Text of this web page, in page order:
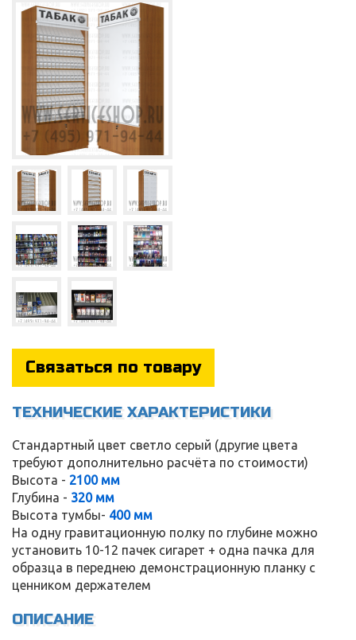
Service
Связаться по товару
ТЕХНИЧЕСКИЕ ХАРАКТЕРИСТИКИ
Стандартный цвет светло серый (другие цвета
требуют дополнительно расчёта по стоимости)
Высота - 2100 мм
Глубина - 320 мм
Высота тумбы- 400 мм
На одну гравитационную полку по глубине можно
установить 10-12 пачек сигарет + одна пачка для
образца в переднею демонстрационную планку с
ценником держателем
ОПИСАНИЕ